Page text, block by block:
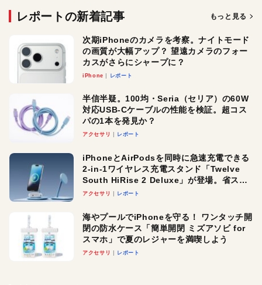
レポートの新着記事 もっと見る
次期iPhoneのカメラを考察。ナイトモード
の画質が大幅アップ？ 望遠カメラのフォー
カスがさらにシャープに？
iPhone レポート
半信半疑。100均・Seria（セリア）の60W
対応USB-Cケーブルの性能を検証。超コス
パの1本を発見か？
アクセサリ レポート
iPhoneとAirPodsを同時に急速充電できる
2-in-1ワイヤレス充電スタンド「Twelve
South HiRise 2 Deluxe」が登場。省スペ
ースでおしゃれに充電したい人にオスス
アクセサリ レポート
海やプールでiPhoneを守る！ ワンタッチ開
閉の防水ケース「簡単開閉 ミズアソビ for
スマホ」で夏のレジャーを満喫しよう
アクセサリ レポート